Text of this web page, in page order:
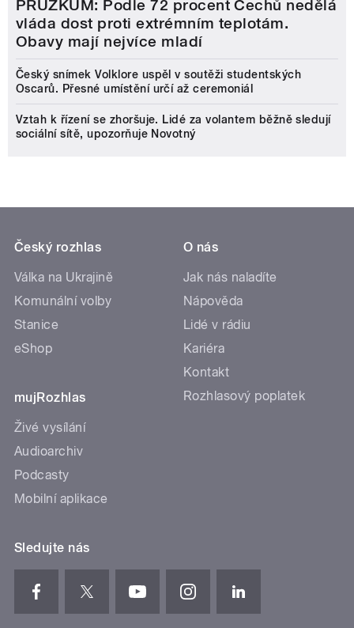
PRŮZKUM: Podle 72 procent Čechů nedělá
vláda dost proti extrémním teplotám.
Obavy mají nejvíce mladí
Český snímek Volklore uspěl v soutěži studentských
Oscarů. Přesné umístění určí až ceremoniál
Vztah k řízení se zhoršuje. Lidé za volantem běžně sledují
sociální sítě, upozorňuje Novotný
Český rozhlas
Válka na Ukrajině
Komunální volby
Stanice
eShop
mujRozhlas
Živé vysílání
Audioarchiv
Podcasty
Mobilní aplikace
O nás
Jak nás naladíte
Nápověda
Lidé v rádiu
Kariéra
Kontakt
Rozhlasový poplatek
Sledujte nás